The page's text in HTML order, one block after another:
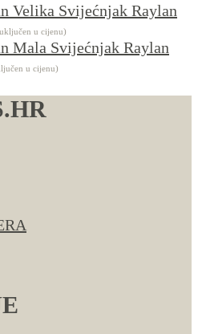
Svijećnjak Raylan
u cijenu)
Svijećnjak Raylan
u cijenu)